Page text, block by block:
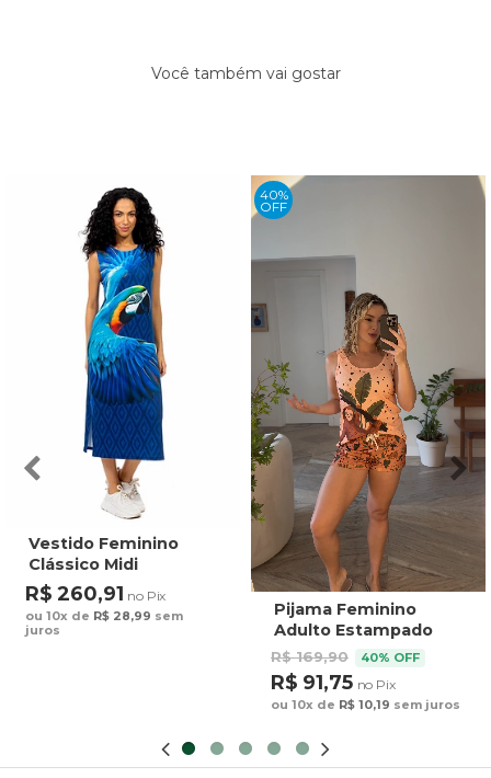
Você também vai gostar
Vestido Feminino
Clássico Midi
Estampado Maxi
Arara Fundo Azul
R$ 260,91 no Pix
ou 10x de R$ 28,99 sem
juros
40%
OFF
Pijama Feminino
Adulto Estampado
Preguiça Tucano
Fundo Marrom
R$ 169,90 40% OFF
R$ 91,75 no Pix
ou 10x de R$ 10,19 sem juros